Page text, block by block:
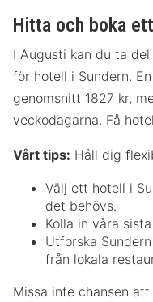
Hitta och boka
I Augusti kan du ta
för hotell i Sundern.
genomsnitt 1827 kr,
veckodagarna. Få
Vårt tips: Håll dig
Välj ett hotell i
det behövs.
Kolla in våra
Utforska
från lokala
Missa inte chansen